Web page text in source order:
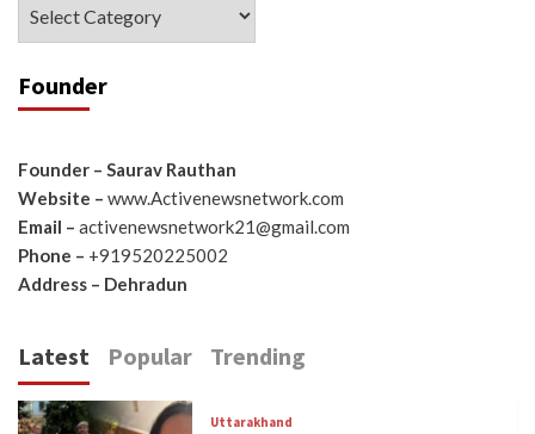
Founder
Founder – Saurav Rauthan
Website – www.Activenewsnetwork.com
Email – activenewsnetwork21@gmail.com
Phone – +919520225002
Address – Dehradun
Latest Popular Trending
Uttarakhand